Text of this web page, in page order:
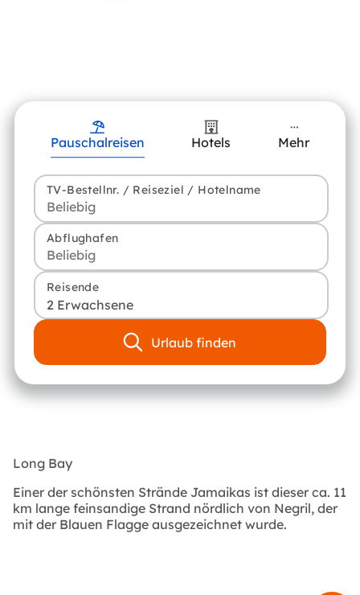
Pauschalreisen Hotels Mehr
TV-Bestellnr. / Reiseziel / Hotelname
Abflughafen
Reisende
2 Erwachsene
Urlaub finden
Long Bay
Einer der schönsten Strände Jamaikas ist dieser ca. 11
km lange feinsandige Strand nördlich von Negril, der
mit der Blauen Flagge ausgezeichnet wurde.